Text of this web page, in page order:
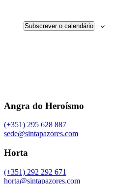
Subscrever o calendário
Angra do Heroísmo
(+351) 295 628 887
sede@sintapazores.com
Horta
(+351) 292 292 671
horta@sintapazores.com